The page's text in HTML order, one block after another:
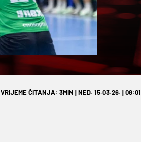
VRIJEME ČITANJA: 3MIN | NED. 15.03.26. | 08:01